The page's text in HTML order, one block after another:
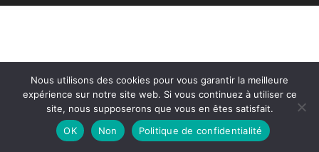
Nous utilisons des cookies pour vous garantir la meilleure
expérience sur notre site web. Si vous continuez à utiliser ce
site, nous supposerons que vous en êtes satisfait.
OK
Non Politique de confidentialité